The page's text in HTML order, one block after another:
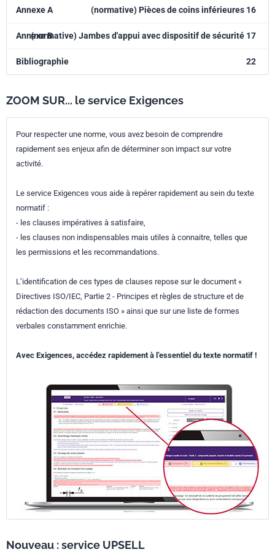
Annexe A (normative) Pièces de coins inférieures 16
Annexe B
(normative) Jambes d'appui avec dispositif de sécurité 17
Bibliographie 22
ZOOM SUR... le service Exigences
Pour respecter une norme, vous avez besoin de comprendre
rapidement ses enjeux afin de déterminer son impact sur votre
activité.
Le service Exigences vous aide à repérer rapidement au sein du texte
normatif :
- les clauses impératives à satisfaire,
- les clauses non indispensables mais utiles à connaitre, telles que
les permissions et les recommandations.
L’identification de ces types de clauses repose sur le document «
Directives ISO/IEC, Partie 2 - Principes et règles de structure et de
rédaction des documents ISO » ainsi que sur une liste de formes
verbales constamment enrichie.
Avec Exigences, accédez rapidement à l’essentiel du texte normatif !
Nouveau : service UPSELL